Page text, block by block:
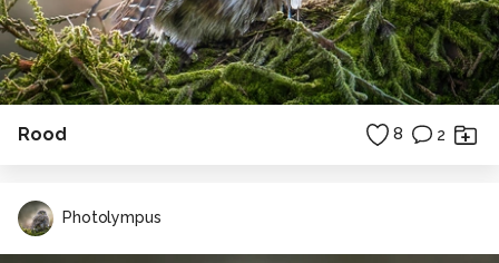
Rood 8 2
Photolympus